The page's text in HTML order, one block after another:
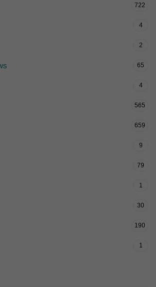
722
4
2
65
4
565
659
9
79
1
30
190
1